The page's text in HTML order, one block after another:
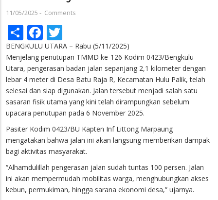
11/05/2025 - Comments
ShareFacebook
BENGKULU UTARA – Rabu (5/11/2025)
Menjelang penutupan TMMD ke-126 Kodim 0423/Bengkulu
Utara, pengerasan badan jalan sepanjang 2,1 kilometer dengan
lebar 4 meter di Desa Batu Raja R, Kecamatan Hulu Palik, telah
selesai dan siap digunakan. Jalan tersebut menjadi salah satu
sasaran fisik utama yang kini telah dirampungkan sebelum
upacara penutupan pada 6 November 2025.
Pasiter Kodim 0423/BU Kapten Inf Littong Marpaung
mengatakan bahwa jalan ini akan langsung memberikan dampak
bagi aktivitas masyarakat.
“Alhamdulillah pengerasan jalan sudah tuntas 100 persen. Jalan
ini akan mempermudah mobilitas warga, menghubungkan akses
kebun, permukiman, hingga sarana ekonomi desa,” ujarnya.